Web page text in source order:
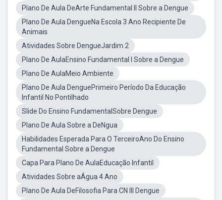
Plano De Aula DeArte Fundamental II Sobre a Dengue
Plano De Aula DengueNa Escola 3 Ano Recipiente De
Animais
Atividades Sobre DengueJardim 2
Plano De AulaEnsino Fundamental I Sobre a Dengue
Plano De AulaMeio Ambiente
Plano De Aula DenguePrimeiro Período Da Educação
Infantil No Pontilhado
Slide Do Ensino FundamentalSobre Dengue
Plano De Aula Sobre a DeNgua
Habilidades Esperada Para O TerceiroAno Do Ensino
Fundamental Sobre a Dengue
Capa Para Plano De AulaEducação Infantil
Atividades Sobre aÁgua 4 Ano
Plano De Aula DeFilosofia Para CN III Dengue